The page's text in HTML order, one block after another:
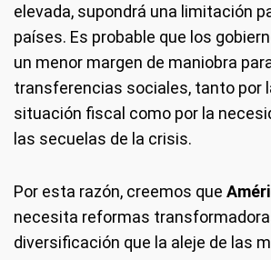
elevada, supondrá una limitación
países. Es probable que los
un menor margen de maniobra
transferencias sociales, tanto por
situación fiscal como por la
las secuelas de la crisis.
Por esta razón, creemos que
necesita reformas
diversificación que la aleje de las